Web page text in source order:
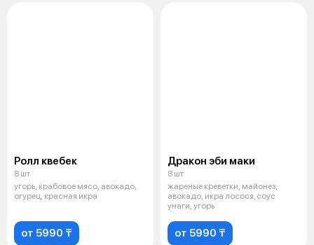
Ролл квебек
8 шт
угорь, крабовое мясо, авокадо,
огурец, красная икра
от 5990 ₸
Дракон эби маки
8 шт
жареные креветки, майонез,
авокадо, икра лосося, соус
унаги, угорь
от 5990 ₸